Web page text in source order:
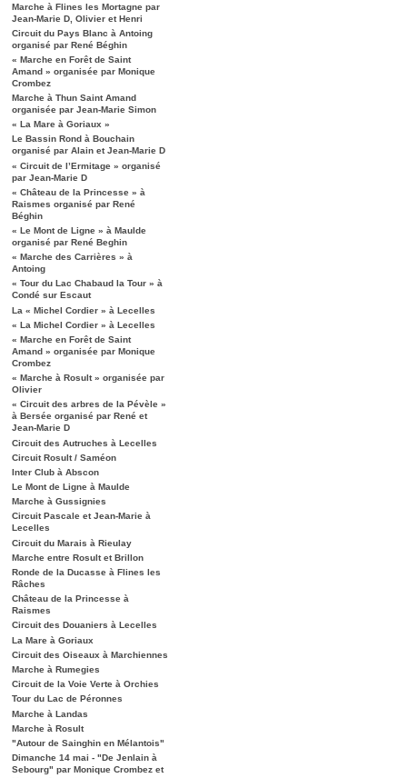
Marche à Flines les Mortagne par
Jean-Marie D, Olivier et Henri
Circuit du Pays Blanc à Antoing
organisé par René Béghin
« Marche en Forêt de Saint
Amand » organisée par Monique
Crombez
Marche à Thun Saint Amand
organisée par Jean-Marie Simon
« La Mare à Goriaux »
Le Bassin Rond à Bouchain
organisé par Alain et Jean-Marie D
« Circuit de l’Ermitage » organisé
par Jean-Marie D
« Château de la Princesse » à
Raismes organisé par René
Béghin
« Le Mont de Ligne » à Maulde
organisé par René Beghin
« Marche des Carrières » à
Antoing
« Tour du Lac Chabaud la Tour » à
Condé sur Escaut
La « Michel Cordier » à Lecelles
« La Michel Cordier » à Lecelles
« Marche en Forêt de Saint
Amand » organisée par Monique
Crombez
« Marche à Rosult » organisée par
Olivier
« Circuit des arbres de la Pévèle »
à Bersée organisé par René et
Jean-Marie D
Circuit des Autruches à Lecelles
Circuit Rosult / Saméon
Inter Club à Abscon
Le Mont de Ligne à Maulde
Marche à Gussignies
Circuit Pascale et Jean-Marie à
Lecelles
Circuit du Marais à Rieulay
Marche entre Rosult et Brillon
Ronde de la Ducasse à Flines les
Râches
Château de la Princesse à
Raismes
Circuit des Douaniers à Lecelles
La Mare à Goriaux
Circuit des Oiseaux à Marchiennes
Marche à Rumegies
Circuit de la Voie Verte à Orchies
Tour du Lac de Péronnes
Marche à Landas
Marche à Rosult
"Autour de Sainghin en Mélantois"
Dimanche 14 mai - "De Jenlain à
Sebourg" par Monique Crombez et